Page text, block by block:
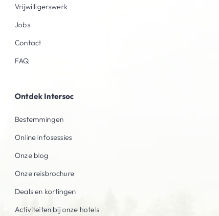
Vrijwilligerswerk
Jobs
Contact
FAQ
Ontdek Intersoc
Bestemmingen
Online infosessies
Onze blog
Onze reisbrochure
Deals en kortingen
Activiteiten bij onze hotels